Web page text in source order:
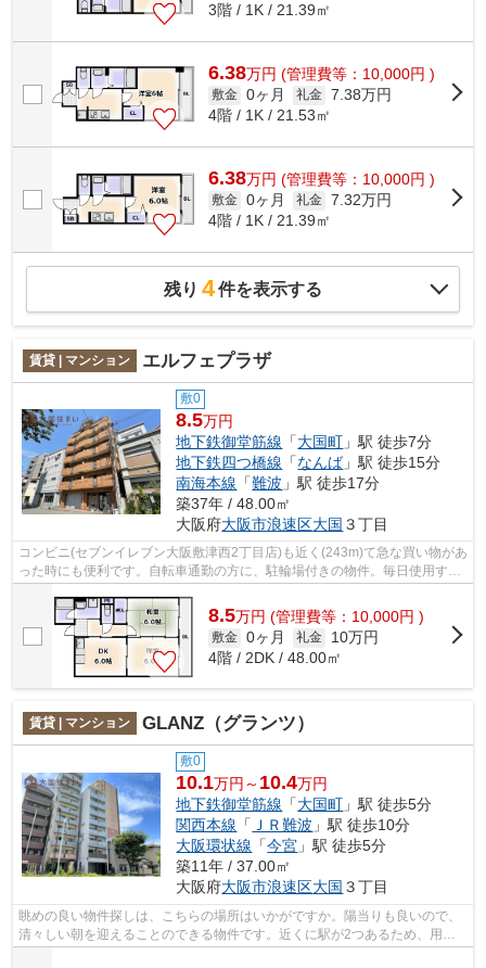
3階 / 1K / 21.39㎡
6.38万円 (管理費等：10,000円 )
敷金 0ヶ月 礼金 7.38万円
4階 / 1K / 21.53㎡
6.38万円 (管理費等：10,000円 )
敷金 0ヶ月 礼金 7.32万円
4階 / 1K / 21.39㎡
残り 4件を表示する
賃貸 | マンション エルフェプラザ
敷0
8.5万円
地下鉄御堂筋線 「大国町 」駅 徒歩7分
地下鉄四つ橋線 「なんば」駅 徒歩15分
南海本線 「難波 」駅 徒歩17分
築37年 / 48.00㎡
大阪府大阪市浪速区大国 ３丁目
コンビニ(セブンイレブン大阪敷津西2丁目店)も近く(243m)て急な買い物があ
った時にも便利です。自転車通勤の方に、駐輪場付きの物件。毎日使用する
8.5万円 (管理費等：10,000円 )
敷金 0ヶ月 礼金
10万円
4階 / 2DK / 48.00㎡
賃貸 | マンション GLANZ（グランツ）
敷0
10.1万円～ 10.4万円
地下鉄御堂筋線 「大国町 」駅 徒歩5分
関西本線 「 ＪＲ難波 」駅 徒歩10分
大阪環状線 「今宮 」駅 徒歩5分
築11年 / 37.00㎡
大阪府大阪市浪速区大国 ３丁目
眺めの良い物件探しは、こちらの場所はいかがですか。陽当りも良いので、
清々しい朝を迎えることのできる物件です。近くに駅が2つあるため、用途